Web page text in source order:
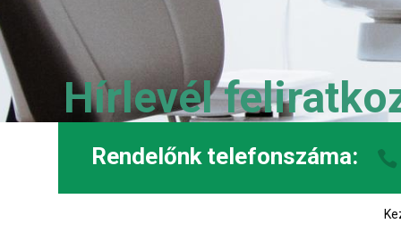
Hírlevél
Rendelőnk telefonszáma: